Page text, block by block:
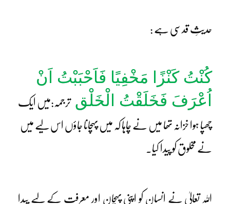
حدیثِ قدسی ہے :
کُنْتُ کَنْزًا مَخْفِیًا فَاَحْبَبْتُ اَنْ
اُعْرَفَ فَخَلَقْتُ الْخَلْقترجمہ:میں ایک
چھپا ہوا خزانہ تھا میں نے چاہا کہ میں پہچانا جاؤں اس لیے میں
نے مخلوق کو پیدا کیا۔
اللہ تعالیٰ نے انسان کو اپنی پہچان اور معرفت کے لیے پیدا